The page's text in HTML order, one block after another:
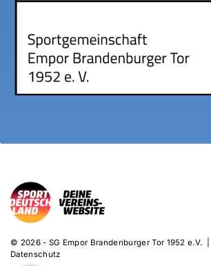
© 2026 - SG Empor Brandenburger Tor 1952 e.V. |
Datenschutz